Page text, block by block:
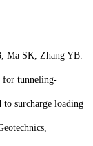
Ma SK, Zhang YB.
for tunneling-
to surcharge loading